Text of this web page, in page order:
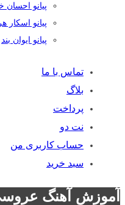
پیانو احسان
پیانو اسکار
پیانو ایوان بند
تماس با ما
بلاگ
پرداخت
نت دو
حساب کاربری من
سبد خرید
آموزش آهنگ عروسی